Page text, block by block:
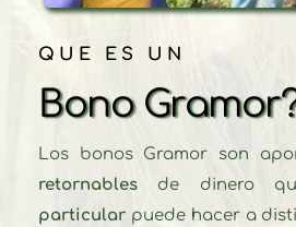
QUE ES UN
Bono
retornables de dinero
particular puede hacer a